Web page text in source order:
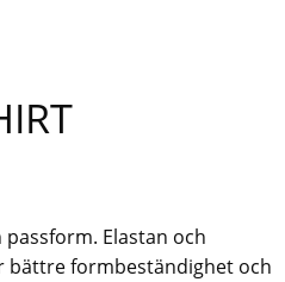
Elastan och
bättre formbeständighet och